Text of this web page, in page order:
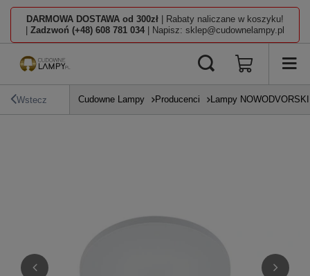
DARMOWA DOSTAWA od 300zł | Rabaty naliczane w koszyku!
Zadzwoń (+48) 608 781 034 | Napisz: sklep@cudownelampy.pl
Wstecz Cudowne Lampy Producenci Lampy